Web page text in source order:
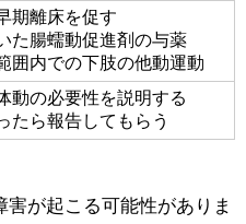
期離床を促す
た腸蠕動促進剤の与薬
囲内での下肢の他動運動
動の必要性を説明する
たら報告してもらう
が起こる可能性がありま